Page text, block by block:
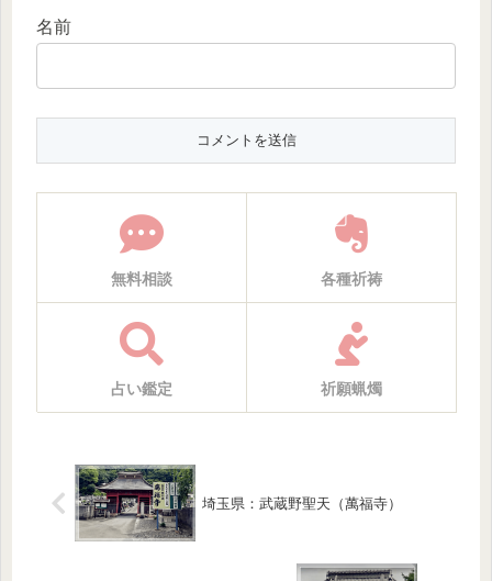
名前
無料相談 各種祈祷
占い鑑定 祈願蝋燭
埼玉県：武蔵野聖天（萬福寺）